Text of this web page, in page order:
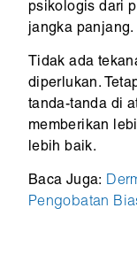
psikologis dari
jangka panjang.
Tidak ada
diperlukan.
tanda-tanda di
memberikan
lebih baik.
Baca Juga:
Pengobatan